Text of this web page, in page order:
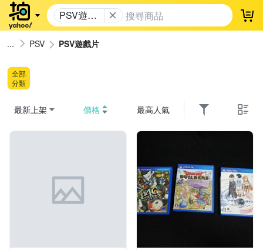
PSV遊戲
片
登
PSV PSV遊戲片
全部
分類
最新上架 價格 最高人氣